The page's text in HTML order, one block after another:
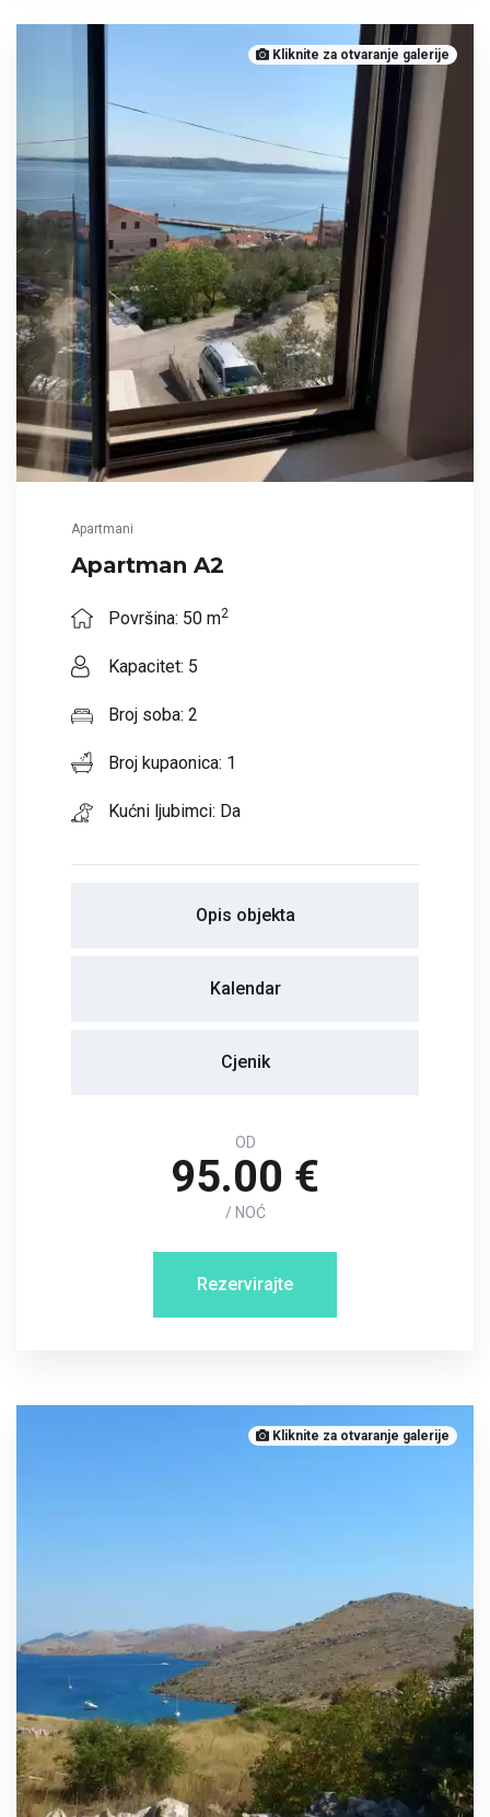
Kliknite za otvaranje galerije
Apartmani
Apartman A2
Površina: 50 m2
Kapacitet: 5
Broj soba: 2
Broj kupaonica: 1
Kućni ljubimci: Da
Opis objekta
Kalendar
Cjenik
OD
95.00 €
/ NOĆ
Rezervirajte
Kliknite za otvaranje galerije